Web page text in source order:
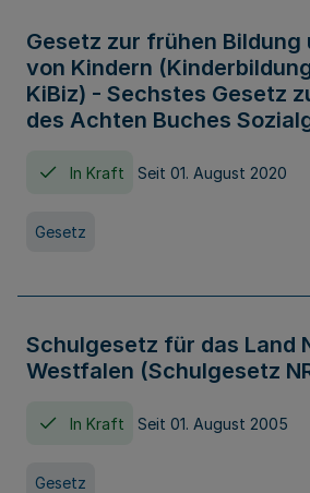
Gesetz zur frühen Bildung
von Kindern
KiBiz) - Sechstes Gesetz
des Achten Buches
In Kraft Seit 01. August 2020
Gesetz
Schulgesetz für das Land
Westfalen (Schulgesetz
In Kraft Seit 01. August 2005
Gesetz